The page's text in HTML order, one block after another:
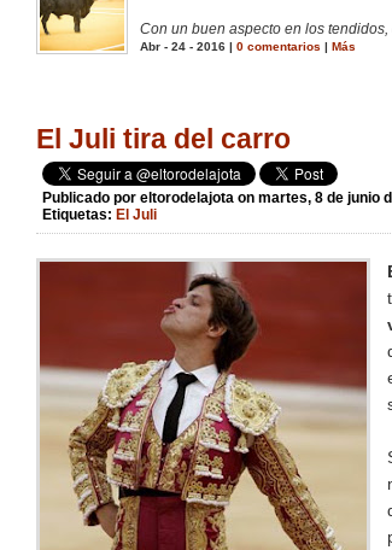
Con un buen aspecto en los
Abr - 24 - 2016 | 0 comentarios Más
El Juli tira del carro
Publicado por eltorodelajota on martes, 8 de junio
Etiquetas: El Juli